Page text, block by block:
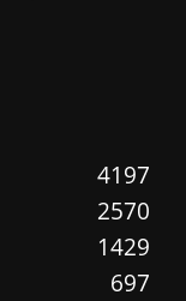
4197
2570
1429
697